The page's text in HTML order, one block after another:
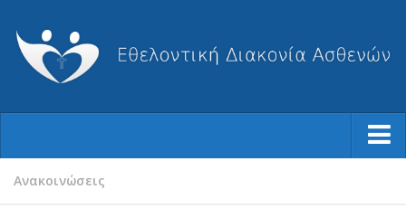
Ποιοι Είμαστε
Ανακοινώσεις